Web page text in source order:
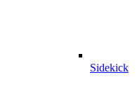
Sidekick